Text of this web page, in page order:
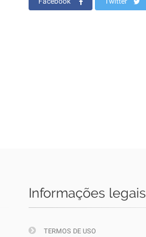
Informações legais
TERMOS DE USO